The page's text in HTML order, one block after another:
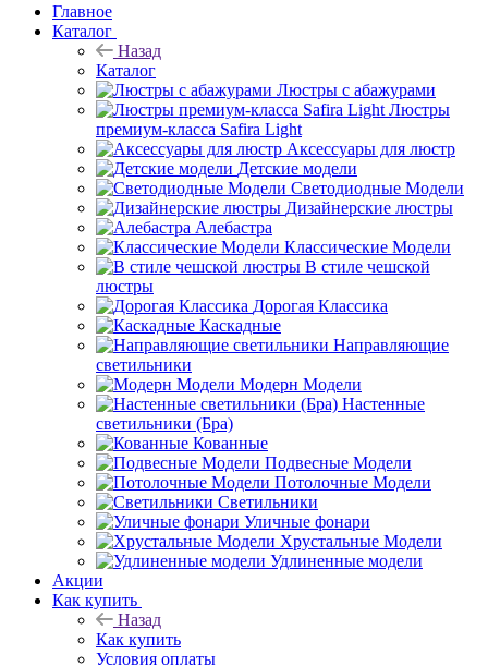
Главное
Каталог
Назад
Каталог
Люстры с абажурами
Люстры
премиум-класса Safira Light
Аксессуары для люстр
Детские модели
Светодиодные Модели
Дизайнерские люстры
Алебастра
Классические Модели
В стиле чешской
люстры
Дорогая Классика
Каскадные
Направляющие
светильники
Модерн Модели
Настенные
светильники (Бра)
Кованные
Подвесные Модели
Потолочные Модели
Светильники
Уличные фонари
Хрустальные Модели
Удлиненные модели
Акции
Как купить
Назад
Как купить
Условия оплаты